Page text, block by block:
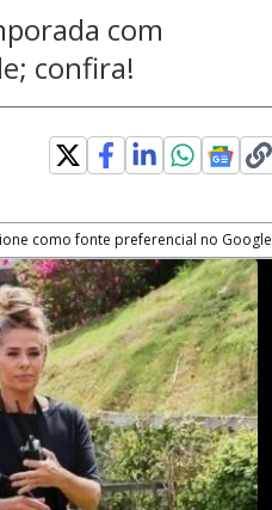
com
confira!
como fonte preferencial no Google
new window